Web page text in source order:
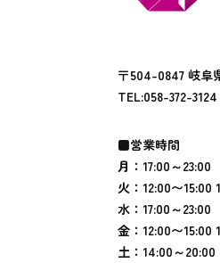
〒504-0847 岐阜
TEL:058-372-3124
■営業時間
月：17:00～23:00
火：12:00〜15:00
水：17:00～23:00
金：12:00〜15:00
土：14:00～20:00